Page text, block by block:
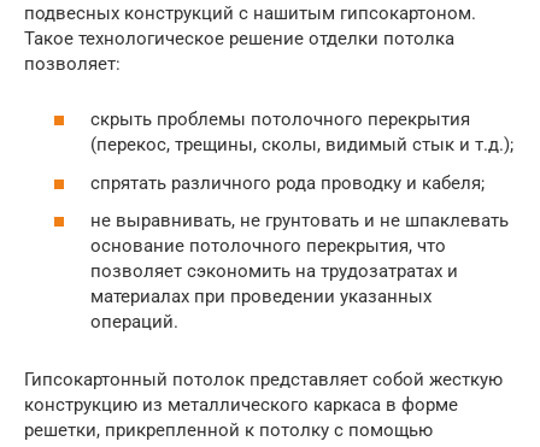
подвесных конструкций с нашитым гипсокартоном.
Такое технологическое решение отделки потолка
позволяет:
скрыть проблемы потолочного перекрытия
(перекос, трещины, сколы, видимый стык и т.д.);
спрятать различного рода проводку и кабеля;
не выравнивать, не грунтовать и не шпаклевать
основание потолочного перекрытия, что
позволяет сэкономить на трудозатратах и
материалах при проведении указанных
операций.
Гипсокартонный потолок представляет собой жесткую
конструкцию из металлического каркаса в форме
решетки, прикрепленной к потолку с помощью